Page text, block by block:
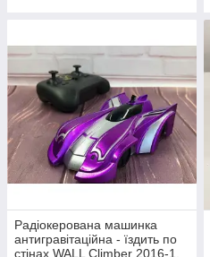
Радіокерована машинка
антигравітаційна - їздить по
стінах WALL Climber 2016-1.